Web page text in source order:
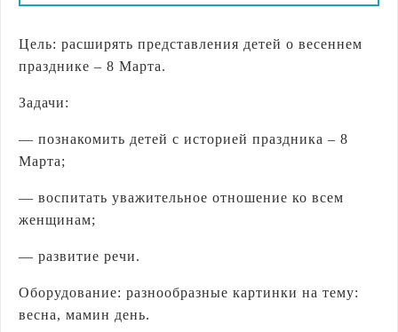
Цель: расширять представления детей о весеннем
празднике – 8 Марта.
Задачи:
— познакомить детей с историей праздника – 8
Марта;
— воспитать уважительное отношение ко всем
женщинам;
— развитие речи.
Оборудование: разнообразные картинки на тему:
весна, мамин день.